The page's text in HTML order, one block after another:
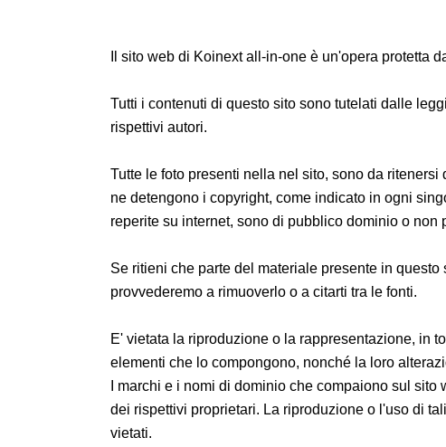
Il sito web di Koinext all-in-one è un'opera protetta
Tutti i contenuti di questo sito sono tutelati dalle
rispettivi autori.
Tutte le foto presenti nella nel sito, sono da
ne detengono i copyright, come indicato in ogni
reperite su internet, sono di pubblico dominio o non
Se ritieni che parte del materiale presente in
provvederemo a rimuoverlo o a citarti tra le fonti.
E' vietata la riproduzione o la rappresentazione, in
elementi che lo compongono, nonché la loro
I marchi e i nomi di dominio che compaiono sul
dei rispettivi proprietari. La riproduzione o l'uso di
vietati.